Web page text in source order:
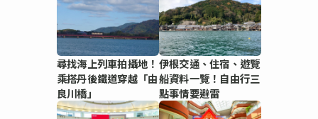
尋找海上列車拍攝地！
乘搭丹後鐵道穿越「由
良川橋」
伊根交通、住宿、遊覽
船資料一覽！自由行三
點事情要避雷